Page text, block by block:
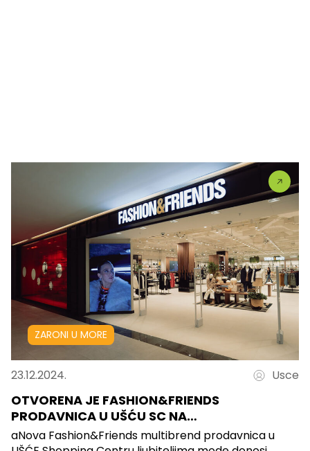
ZARONI U MORE
23.12.2024. Usce
OTVORENA JE FASHION&FRIENDS
PRODAVNICA U UŠĆU SC NA…
aNova Fashion&Friends multibrend prodavnica u